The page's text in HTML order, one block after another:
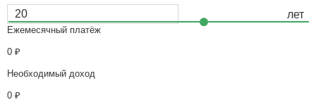
Ежемесячный платёж
0 ₽
Необходимый доход
0 ₽